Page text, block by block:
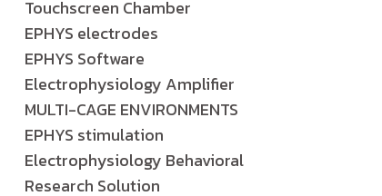
Touchscreen Chamber
EPHYS electrodes
EPHYS Software
Electrophysiology Amplifier
MULTI-CAGE ENVIRONMENTS
EPHYS stimulation
Electrophysiology Behavioral
Research Solution